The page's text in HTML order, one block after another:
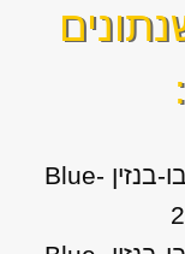
מרצדס E קלאס קבריולה 1.8 טורבו-בנזין Blue-